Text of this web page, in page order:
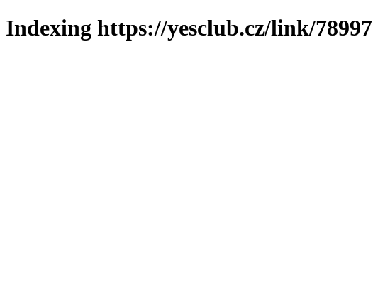
Indexing https://yesclub.cz/link/78997